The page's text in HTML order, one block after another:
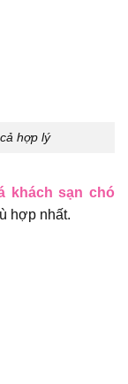
hợp lý
khách sạn chó
hợp nhất.